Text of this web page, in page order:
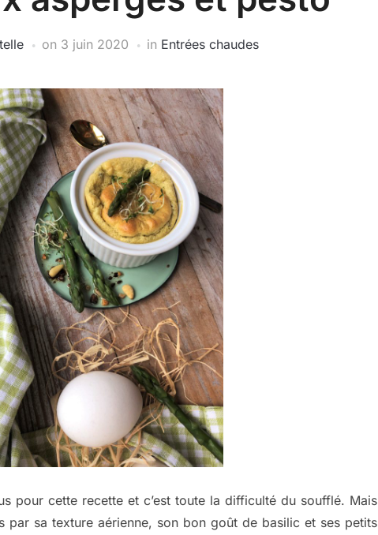
on 3 juin 2020 in Entrées chaudes
pour cette recette et c’est toute la difficulté du soufflé. Mais
par sa texture aérienne, son bon goût de basilic et ses petits